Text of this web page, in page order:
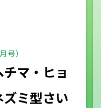
号）
マ・ヒョ
ミ型さい